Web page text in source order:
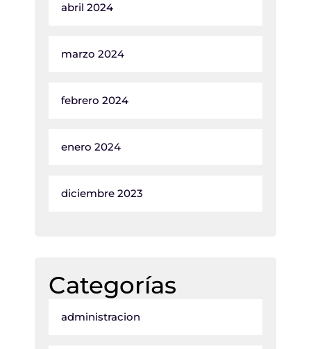
abril 2024
marzo 2024
febrero 2024
enero 2024
diciembre 2023
Categorías
administracion